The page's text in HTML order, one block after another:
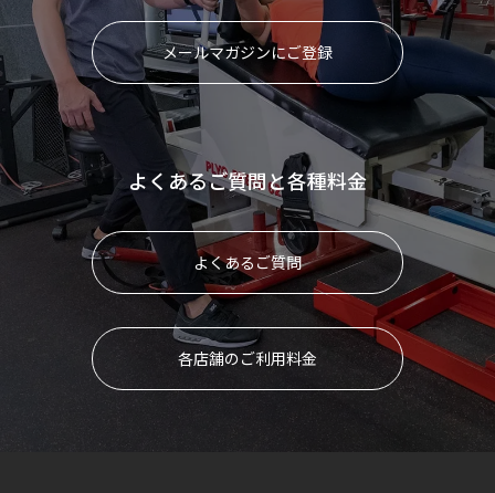
メールマガジンにご登録
よくあるご質問と各種料金
よくあるご質問
各店舗のご利用料金